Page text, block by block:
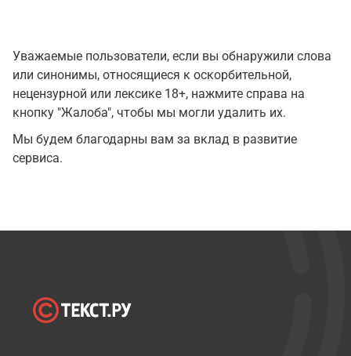
Уважаемые пользователи, если вы обнаружили слова
или синонимы, относящиеся к оскорбительной,
нецензурной или лексике 18+, нажмите справа на
кнопку "Жалоба", чтобы мы могли удалить их.
Мы будем благодарны вам за вклад в развитие
сервиса.